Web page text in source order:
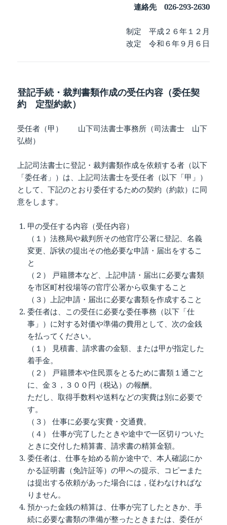
連絡先 026-293-2630
制定 平成２６年１２月
改定 令和６年９月６日
登記手続・裁判書類作成の受任内容（委任契
約 定型約款）
受任者（甲） 山下司法書士事務所（司法書士 山下
弘樹）
上記司法書士に登記・裁判書類作成を依頼する者（以下
「委任者」）は、上記司法書士を受任者（以下「甲」）
として、下記のとおり委任するための契約（約款）に同
意をします。
甲の受任する内容（受任内容）
（１）法務局や裁判所その他官庁公署に登記、名義
変更、訴状の提出その他必要な申請・届出をするこ
と
（２） 戸籍謄本など、上記申請・届出に必要な書類
を市区町村役場等の官庁公署から収集すること
（３）上記申請・届出に必要な書類を作成すること
委任者は、この受任に必要な委任事務（以下「仕
事」）に対する対価や準備の費用として、次の金銭
を払ってください。
（１） 見積書、請求書の金額、または甲が指定した
着手金。
（２） 戸籍謄本や住民票をとるために書類１通ごと
に、金３，３００円（税込）の報酬。
ただし、取得手数料や送料などの実費は別に必要で
す。
（３） 仕事に必要な実費・交通費。
（４） 仕事が完了したときや途中で一区切りついた
ときに交付した精算書、請求書の精算金額。
委任者は、仕事を始める前か途中で、本人確認にか
かる証明書（免許証等）の甲への提示、コピーまた
は提出する依頼があった場合には，従わなければな
りません。
預かった金銭の精算は、仕事が完了したときか、手
続に必要な書類の準備が整ったときまたは、委任が